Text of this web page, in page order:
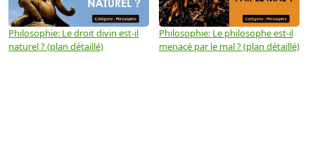
Philosophie: Le droit divin est-il
naturel ? (plan détaillé)
Philosophie: Le philosophe est-il
menacé par le mal ? (plan détaillé)